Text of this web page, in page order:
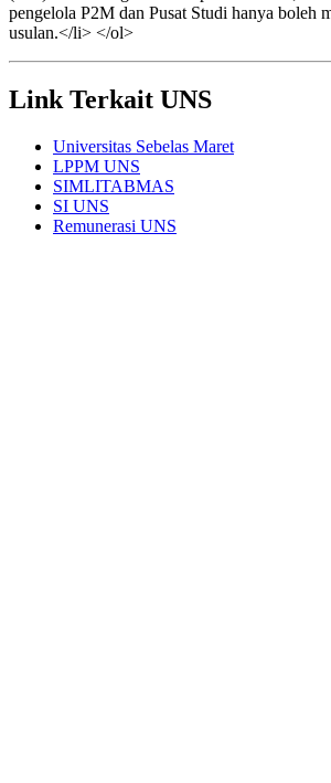
pengelola P2M dan Pusat Studi hanya boleh
usulan.</li> </ol>
Link Terkait UNS
Universitas Sebelas Maret
LPPM UNS
SIMLITABMAS
SI UNS
Remunerasi UNS